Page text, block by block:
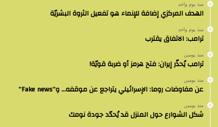
منذ يوم واحد
الهدف المركزي إضافة للإنماء هو تفعيل الثروة البشريّة
منذ يوم واحد
ترامب: الاتفاق يقترب
منذ يومين
ترامب يُحذّر إيران: فتح هرمز أو ضربة قويّة!
منذ يومين
عن مفاوضات روما: الإسرائيلي يتراجع عن موقفه… و”Fake news”
منذ يومين
شكل الشوارع حول المنزل قد يُحدّد جودة نومك